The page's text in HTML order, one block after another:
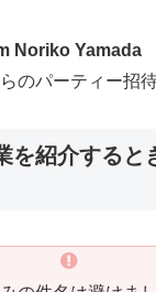
Noriko Yamada
のパーティー招待
を紹介すると